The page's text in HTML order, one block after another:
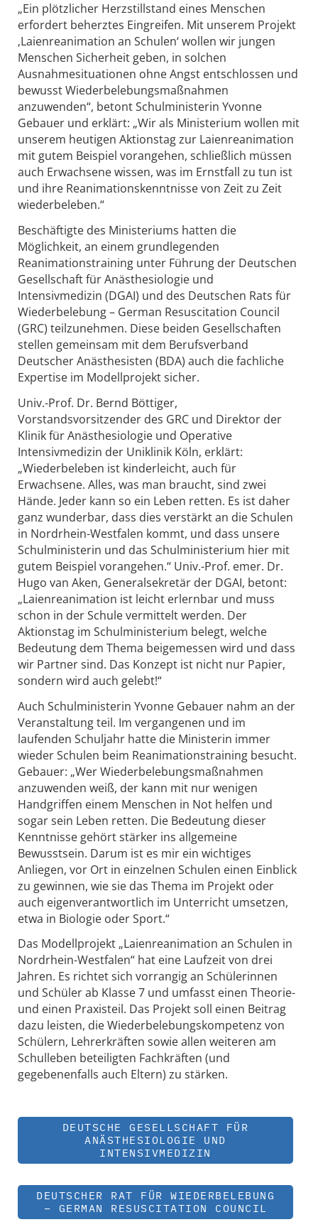
„Ein plötzlicher Herzstillstand eines Menschen
erfordert beherztes Eingreifen. Mit unserem Projekt
‚Laienreanimation an Schulen‘ wollen wir jungen
Menschen Sicherheit geben, in solchen
Ausnahmesituationen ohne Angst entschlossen und
bewusst Wiederbelebungsmaßnahmen
anzuwenden“, betont Schulministerin Yvonne
Gebauer und erklärt: „Wir als Ministerium wollen mit
unserem heutigen Aktionstag zur Laienreanimation
mit gutem Beispiel vorangehen, schließlich müssen
auch Erwachsene wissen, was im Ernstfall zu tun ist
und ihre Reanimationskenntnisse von Zeit zu Zeit
wiederbeleben.“
Beschäftigte des Ministeriums hatten die
Möglichkeit, an einem grundlegenden
Reanimationstraining unter Führung der Deutschen
Gesellschaft für Anästhesiologie und
Intensivmedizin (DGAI) und des Deutschen Rats für
Wiederbelebung – German Resuscitation Council
(GRC) teilzunehmen. Diese beiden Gesellschaften
stellen gemeinsam mit dem Berufsverband
Deutscher Anästhesisten (BDA) auch die fachliche
Expertise im Modellprojekt sicher.
Univ.-Prof. Dr. Bernd Böttiger,
Vorstandsvorsitzender des GRC und Direktor der
Klinik für Anästhesiologie und Operative
Intensivmedizin der Uniklinik Köln, erklärt:
„Wiederbeleben ist kinderleicht, auch für
Erwachsene. Alles, was man braucht, sind zwei
Hände. Jeder kann so ein Leben retten. Es ist daher
ganz wunderbar, dass dies verstärkt an die Schulen
in Nordrhein-Westfalen kommt, und dass unsere
Schulministerin und das Schulministerium hier mit
gutem Beispiel vorangehen.“ Univ.-Prof. emer. Dr.
Hugo van Aken, Generalsekretär der DGAI, betont:
„Laienreanimation ist leicht erlernbar und muss
schon in der Schule vermittelt werden. Der
Aktionstag im Schulministerium belegt, welche
Bedeutung dem Thema beigemessen wird und dass
wir Partner sind. Das Konzept ist nicht nur Papier,
sondern wird auch gelebt!“
Auch Schulministerin Yvonne Gebauer nahm an der
Veranstaltung teil. Im vergangenen und im
laufenden Schuljahr hatte die Ministerin immer
wieder Schulen beim Reanimationstraining besucht.
Gebauer: „Wer Wiederbelebungsmaßnahmen
anzuwenden weiß, der kann mit nur wenigen
Handgriffen einem Menschen in Not helfen und
sogar sein Leben retten. Die Bedeutung dieser
Kenntnisse gehört stärker ins allgemeine
Bewusstsein. Darum ist es mir ein wichtiges
Anliegen, vor Ort in einzelnen Schulen einen Einblick
zu gewinnen, wie sie das Thema im Projekt oder
auch eigenverantwortlich im Unterricht umsetzen,
etwa in Biologie oder Sport.“
Das Modellprojekt „Laienreanimation an Schulen in
Nordrhein-Westfalen“ hat eine Laufzeit von drei
Jahren. Es richtet sich vorrangig an Schülerinnen
und Schüler ab Klasse 7 und umfasst einen Theorie-
und einen Praxisteil. Das Projekt soll einen Beitrag
dazu leisten, die Wiederbelebungskompetenz von
Schülern, Lehrerkräften sowie allen weiteren am
Schulleben beteiligten Fachkräften (und
gegebenenfalls auch Eltern) zu stärken.
DEUTSCHE GESELLSCHAFT FÜR
ANÄSTHESIOLOGIE UND
INTENSIVMEDIZIN
DEUTSCHER RAT FÜR WIEDERBELEBUNG
– GERMAN RESUSCITATION COUNCIL